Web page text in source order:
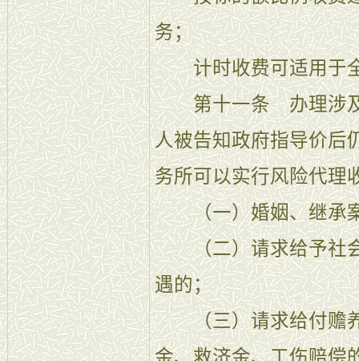
务；
计时收费可适用于全
第十一条 办理涉及
人被告知政府指导价后
务所可以实行风险代理
（一）婚姻、继承
（二）请求给予社会
遇的；
（三）请求给付赡养